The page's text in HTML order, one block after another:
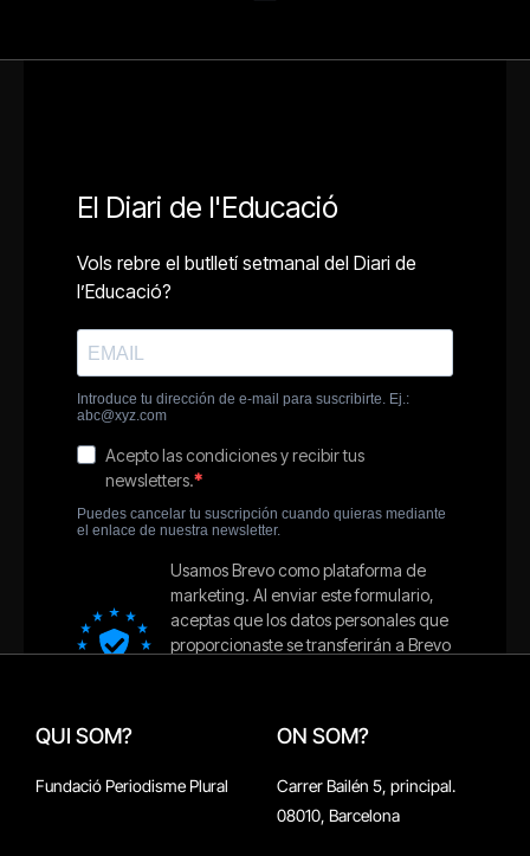
QUI SOM?
Fundació Periodisme Plural
ON SOM?
Carrer Bailén 5, principal.
08010, Barcelona